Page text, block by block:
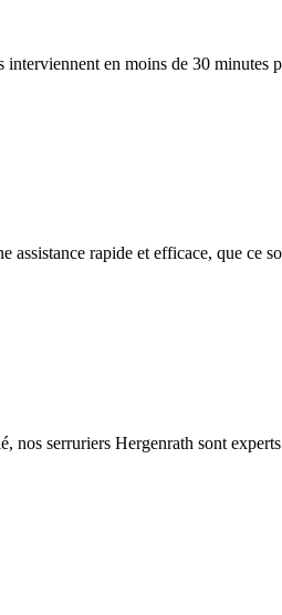
interviennent en moins de 30
assistance rapide et efficace, que ce
nos serruriers Hergenrath sont